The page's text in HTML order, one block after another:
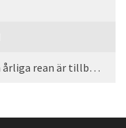
Games Made in Sweden 2026 – Den årliga rean är tillbaka